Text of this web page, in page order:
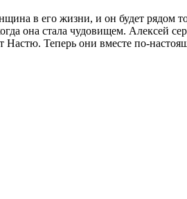
в его жизни, и он будет рядом
она стала чудовищем. Алексей
Теперь они вместе по-